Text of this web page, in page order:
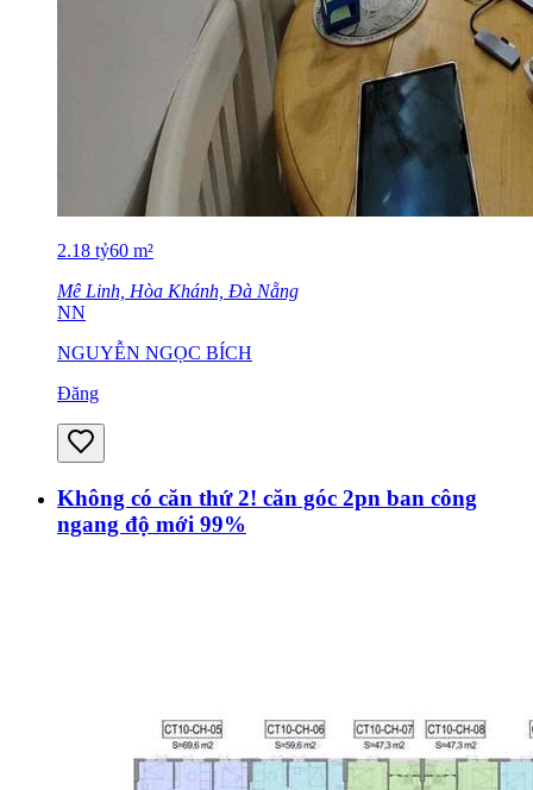
2.18 tỷ60 m²
Mê Linh, Hòa Khánh, Đà Nẵng
NN
NGUYỄN NGỌC BÍCH
Đăng
Không có căn thứ 2! căn góc 2pn ban công
ngang độ mới 99%